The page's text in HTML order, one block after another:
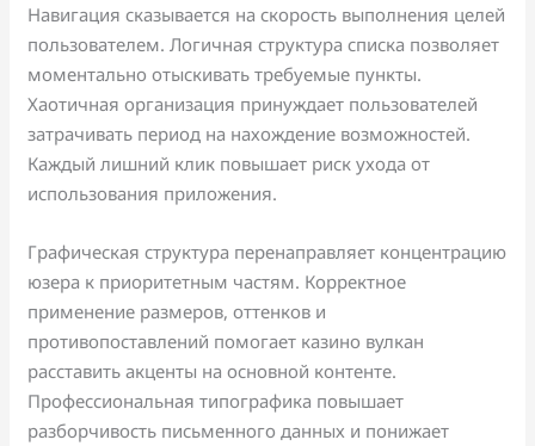
Навигация сказывается на скорость выполнения целей
пользователем. Логичная структура списка позволяет
моментально отыскивать требуемые пункты.
Хаотичная организация принуждает пользователей
затрачивать период на нахождение возможностей.
Каждый лишний клик повышает риск ухода от
использования приложения.
Графическая структура перенаправляет концентрацию
юзера к приоритетным частям. Корректное
применение размеров, оттенков и
противопоставлений помогает казино вулкан
расставить акценты на основной контенте.
Профессиональная типографика повышает
разборчивость письменного данных и понижает